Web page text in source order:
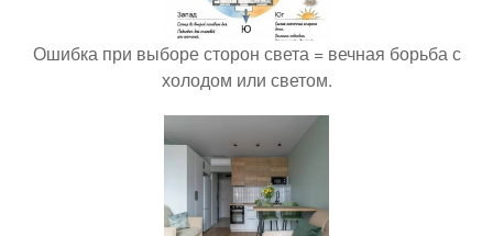
Ошибка при выборе сторон света = вечная борьба с
холодом или светом.